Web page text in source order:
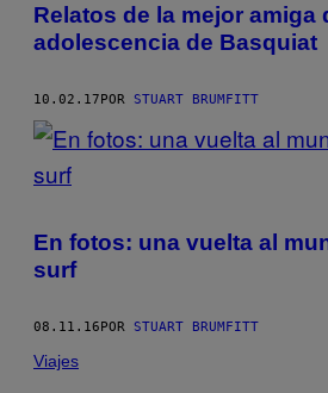
Relatos de la mejor amiga
adolescencia de Basquiat
10.02.17POR STUART BRUMFITT
En fotos: una vuelta al
surf
08.11.16POR STUART BRUMFITT
Viajes